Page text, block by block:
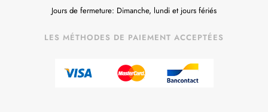
Jours de fermeture: Dimanche, lundi et jours fériés
LES MÉTHODES DE PAIEMENT ACCEPTÉES